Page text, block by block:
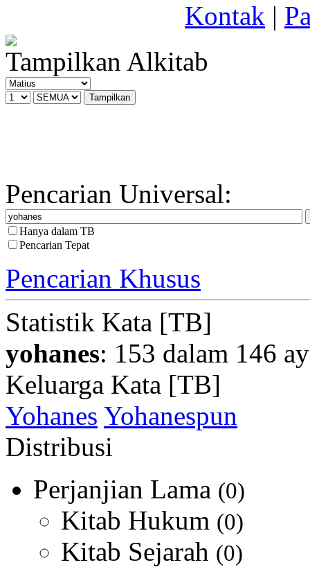
Kontak |
Tampilkan Alkitab
Pencarian Universal:
Hanya dalam TB
Pencarian Tepat
Pencarian Khusus
Statistik Kata [TB]
yohanes: 153 dalam 146
Keluarga Kata [TB]
Yohanes Yohanespun
Distribusi
Perjanjian Lama (0)
Kitab Hukum (0)
Kitab Sejarah (0)